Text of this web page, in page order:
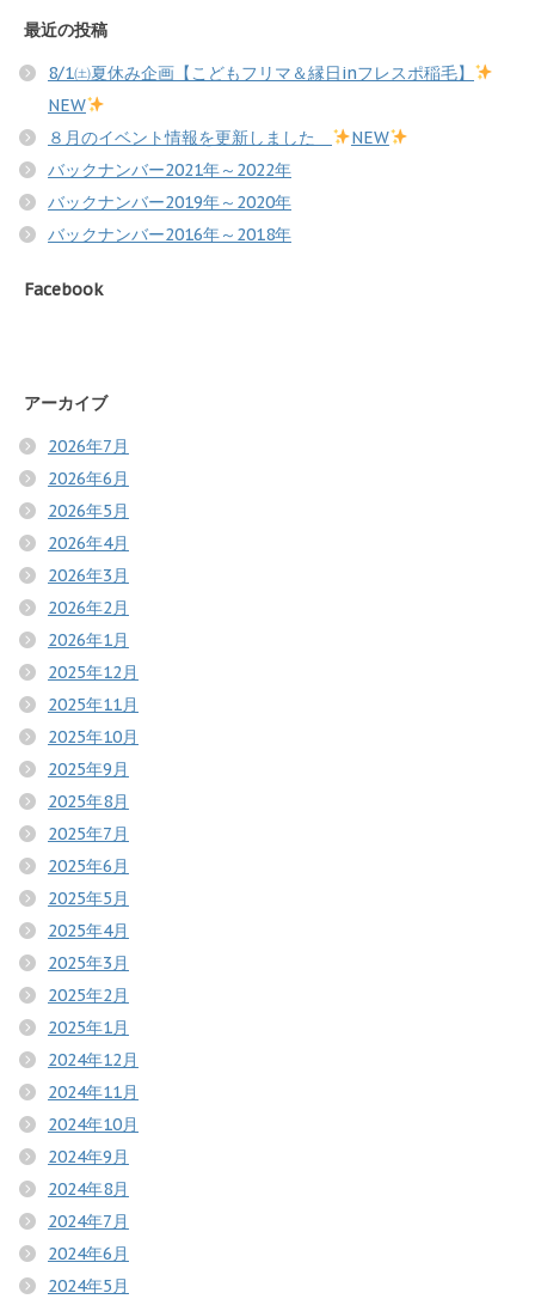
最近の投稿
8/1㈯夏休み企画【こどもフリマ＆縁日inフレスポ稲毛】
NEW
８月のイベント情報を更新しました
NEW
バックナンバー2021年～2022年
バックナンバー2019年～2020年
バックナンバー2016年～2018年
Facebook
アーカイブ
2026年7月
2026年6月
2026年5月
2026年4月
2026年3月
2026年2月
2026年1月
2025年12月
2025年11月
2025年10月
2025年9月
2025年8月
2025年7月
2025年6月
2025年5月
2025年4月
2025年3月
2025年2月
2025年1月
2024年12月
2024年11月
2024年10月
2024年9月
2024年8月
2024年7月
2024年6月
2024年5月